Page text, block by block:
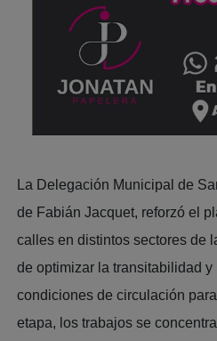
La Delegación Municipal de
de Fabián Jacquet, reforzó el
calles en distintos sectores de
de optimizar la transitabilidad y
condiciones de circulación
etapa, los trabajos se